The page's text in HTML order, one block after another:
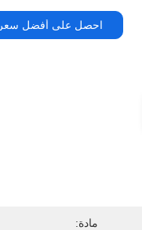
احصل على أفضل سعر
مادة: